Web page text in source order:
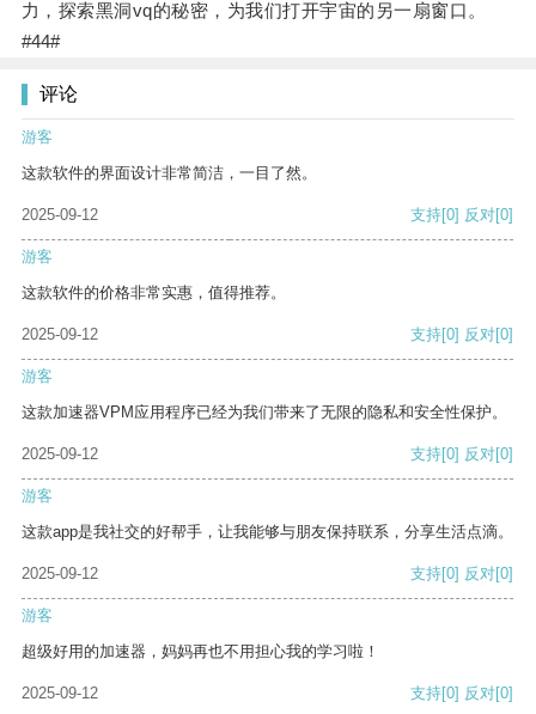
力，探索黑洞vq的秘密，为我们打开宇宙的另一扇窗口。
#44#
评论
游客
这款软件的界面设计非常简洁，一目了然。
2025-09-12 支持[0] 反对[0]
游客
这款软件的价格非常实惠，值得推荐。
2025-09-12 支持[0] 反对[0]
游客
这款加速器VPM应用程序已经为我们带来了无限的隐私和安全性保护。
2025-09-12 支持[0] 反对[0]
游客
这款app是我社交的好帮手，让我能够与朋友保持联系，分享生活点滴。
2025-09-12 支持[0] 反对[0]
游客
超级好用的加速器，妈妈再也不用担心我的学习啦！
2025-09-12 支持[0] 反对[0]